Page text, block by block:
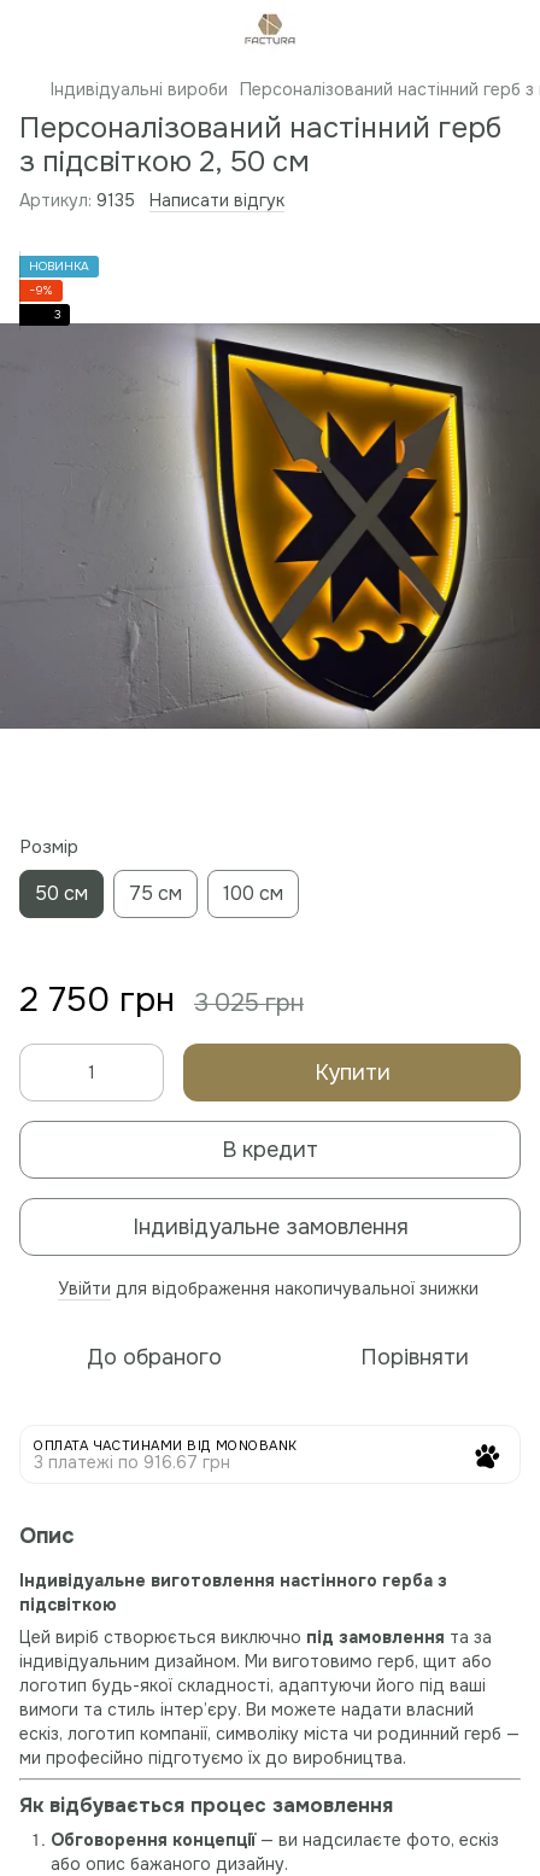
Індивідуальні вироби Персоналізований настінний герб
Персоналізований настінний герб
з підсвіткою 2, 50 см
Артикул: 9135 Написати відгук
НОВИНКА
−9%
3
Розмір
50 см 75 см 100 см
2 750 грн 3 025 грн
Купити
В кредит
Індивідуальне замовлення
Увійти для відображення накопичувальної знижки
До обраного Порівняти
ОПЛАТА ЧАСТИНАМИ ВІД MONOBANK
3 платежі по 916.67 грн
Опис
Індивідуальне виготовлення настінного герба з
підсвіткою
Цей виріб створюється виключно під замовлення та за
індивідуальним дизайном. Ми виготовимо герб, щит або
логотип будь-якої складності, адаптуючи його під ваші
вимоги та стиль інтер’єру. Ви можете надати власний
ескіз, логотип компанії, символіку міста чи родинний герб —
ми професійно підготуємо їх до виробництва.
Як відбувається процес замовлення
Обговорення концепції— ви надсилаєте фото, ескіз
або опис бажаного дизайну.